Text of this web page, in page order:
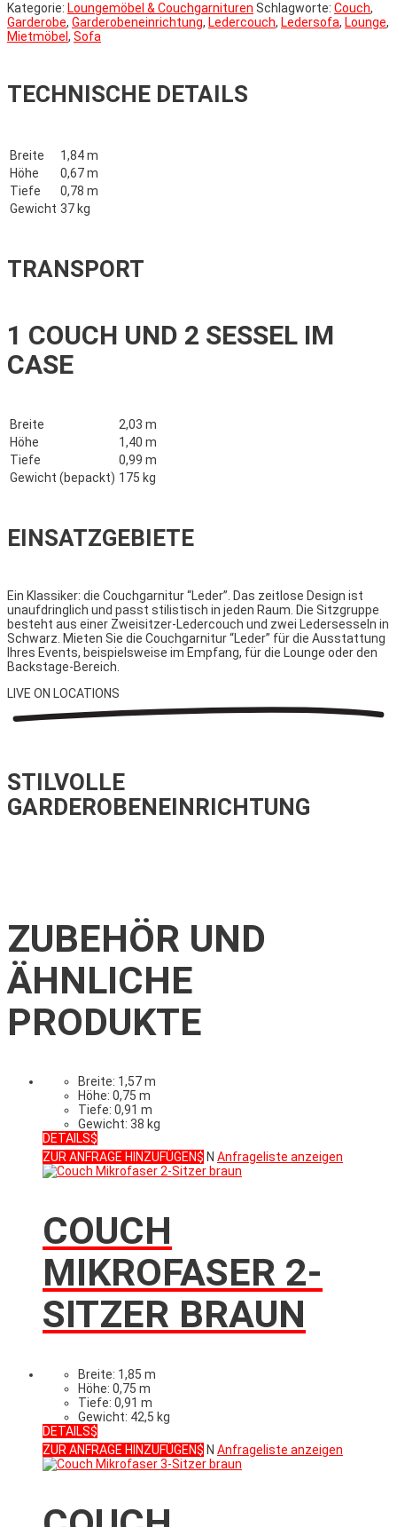
Kategorie: Loungemöbel & Couchgarnituren Schlagworte: Couch,
Garderobe, Garderobeneinrichtung, Ledercouch, Ledersofa, Lounge,
Mietmöbel , Sofa
TECHNISCHE DETAILS
Breite
1,84 m
Höhe
0,67 m
Tiefe
0,78 m
Gewicht 37 kg
TRANSPORT
1 COUCH UND 2 SESSEL IM
CASE
Breite
2,03 m
Höhe
1,40 m
Tiefe
0,99 m
Gewicht (bepackt) 175 kg
EINSATZGEBIETE
Ein Klassiker: die Couchgarnitur “Leder”. Das zeitlose Design ist
unaufdringlich und passt stilistisch in jeden Raum. Die Sitzgruppe
besteht aus einer Zweisitzer-Ledercouch und zwei Ledersesseln in
Schwarz. Mieten Sie die Couchgarnitur “Leder” für die Ausstattung
Ihres Events, beispielsweise im Empfang, für die Lounge oder den
Backstage-Bereich.
LIVE ON LOCATIONS
STILVOLLE
GARDEROBENEINRICHTUNG
ZUBEHÖR UND
ÄHNLICHE
PRODUKTE
Breite: 1,57 m
Höhe: 0,75 m
Tiefe: 0,91 m
Gewicht: 38 kg
DETAILS
ZUR ANFRAGE HINZUFÜGEN
N Anfrageliste anzeigen
COUCH
MIKROFASER 2-
SITZER BRAUN
Breite: 1,85 m
Höhe: 0,75 m
Tiefe: 0,91 m
Gewicht: 42,5 kg
DETAILS
ZUR ANFRAGE HINZUFÜGEN
N Anfrageliste anzeigen